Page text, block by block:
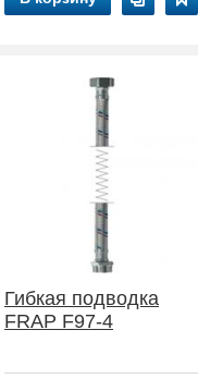
Гибкая подводка
FRAP F97-4